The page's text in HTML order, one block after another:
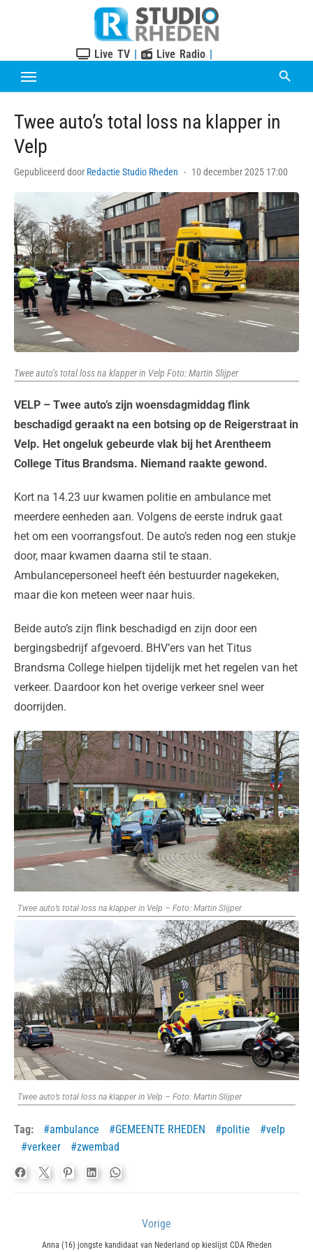
Live TV | Live Radio |
Twee auto’s total loss na klapper in
Velp
Gepubliceerd door Redactie Studio Rheden
Posted
10 december 2025 17:00
Twee auto’s total loss na klapper in Velp Foto: Martin Slijper
VELP – Twee auto’s zijn woensdagmiddag flink
beschadigd geraakt na een botsing op de Reigerstraat in
Velp. Het ongeluk gebeurde vlak bij het Arentheem
College Titus Brandsma. Niemand raakte gewond.
Kort na 14.23 uur kwamen politie en ambulance met
meerdere eenheden aan. Volgens de eerste indruk gaat
het om een voorrangsfout. De auto’s reden nog een stukje
door, maar kwamen daarna stil te staan.
Ambulancepersoneel heeft één bestuurder nagekeken,
maar die kon meteen weer naar huis.
Beide auto’s zijn flink beschadigd en zijn door een
bergingsbedrijf afgevoerd. BHV’ers van het Titus
Brandsma College hielpen tijdelijk met het regelen van het
verkeer. Daardoor kon het overige verkeer snel weer
doorrijden.
Twee auto’s total loss na klapper in Velp – Foto: Martin Slijper
Twee auto’s total loss na klapper in Velp – Foto: Martin Slijper
Tag: ambulance GEMEENTE RHEDEN politie
velp
verkeer
zwembad
navigatie
Vorige
Previous
Anna (16) jongste kandidaat van Nederland op kieslijst CDA Rheden